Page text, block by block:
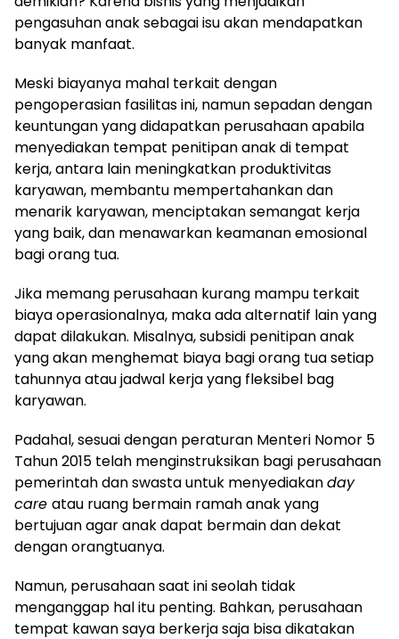
pengasuhan anak sebagai isu akan mendapatkan
banyak manfaat.
Meski biayanya mahal terkait dengan
pengoperasian fasilitas ini, namun sepadan dengan
keuntungan yang didapatkan perusahaan apabila
menyediakan tempat penitipan anak di tempat
kerja, antara lain meningkatkan produktivitas
karyawan, membantu mempertahankan dan
menarik karyawan, menciptakan semangat kerja
yang baik, dan menawarkan keamanan emosional
bagi orang tua.
Jika memang perusahaan kurang mampu terkait
biaya operasionalnya, maka ada alternatif lain yang
dapat dilakukan. Misalnya, subsidi penitipan anak
yang akan menghemat biaya bagi orang tua setiap
tahunnya atau jadwal kerja yang fleksibel bag
karyawan.
Padahal, sesuai dengan peraturan Menteri Nomor 5
Tahun 2015 telah menginstruksikan bagi perusahaan
pemerintah dan swasta untuk menyediakanday
care atau ruang bermain ramah anak yang
bertujuan agar anak dapat bermain dan dekat
dengan orangtuanya.
Namun, perusahaan saat ini seolah tidak
menganggap hal itu penting. Bahkan, perusahaan
tempat kawan saya berkerja saja bisa dikatakan